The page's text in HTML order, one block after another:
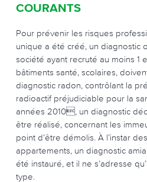
COURANTS
Pour prévenir les risques
unique a été créé, un diagnostic
société ayant recruté au moins 1
bâtiments santé, scolaires,
diagnostic radon, contrôlant la
radioactif préjudiciable pour la
années 2010, un diagnostic
être réalisé, concernant les
point d’être démolis. À l’instar
appartements, un diagnostic
été instauré, et il ne s’adresse
type.